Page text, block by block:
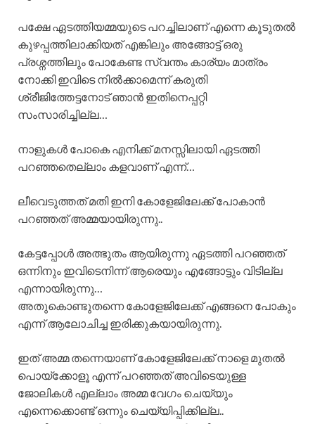
പക്ഷേ ഏടത്തിയമ്മയുടെ പറച്ചിലാണ് എന്നെ കൂടുതൽ
കുഴപ്പത്തിലാക്കിയത് എങ്കിലും അങ്ങോട്ട് ഒരു
പ്രശ്നത്തിലും പോകേണ്ട സ്വന്തം കാര്യം മാത്രം
നോക്കി ഇവിടെ നിൽക്കാമെന്ന് കരുതി
ശ്രീജിത്തേട്ടനോട് ഞാൻ ഇതിനെപ്പറ്റി
സംസാരിച്ചില്ല…
നാളുകൾ പോകെ എനിക്ക് മനസ്സിലായി ഏടത്തി
പറഞ്ഞതെല്ലാം കളവാണ് എന്ന്…
ലീവെടുത്തത് മതി ഇനി കോളേജിലേക്ക് പോകാൻ
പറഞ്ഞത് അമ്മയായിരുന്നു..
കേട്ടപ്പോൾ അത്ഭുതം ആയിരുന്നു ഏടത്തി പറഞ്ഞത്
ഒന്നിനും ഇവിടെനിന്ന് ആരെയും എങ്ങോട്ടും വിടില്ല
എന്നായിരുന്നു…
അതുകൊണ്ടുതന്നെ കോളേജിലേക്ക് എങ്ങനെ പോകും
എന്ന് ആലോചിച്ച ഇരിക്കുകയായിരുന്നു.
ഇത് അമ്മ തന്നെയാണ് കോളേജിലേക്ക് നാളെ മുതൽ
പൊയ്ക്കോളൂ എന്ന് പറഞ്ഞത് അവിടെയുള്ള
ജോലികൾ എല്ലാം അമ്മ വേഗം ചെയ്യും
എന്നെക്കൊണ്ട് ഒന്നും ചെയ്യിപ്പിക്കില്ല..